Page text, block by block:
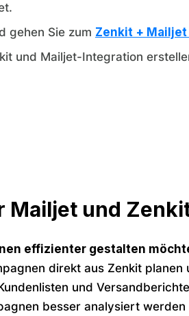
gehen Sie zum Zenkit +
und Mailjet-Integration
und
effizienter gestalten
direkt aus Zenkit
und
besser analysiert werden